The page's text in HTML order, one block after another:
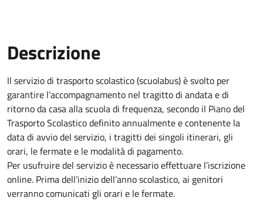
Descrizione
Il servizio di trasporto scolastico (scuolabus) è svolto per
garantire l’accompagnamento nel tragitto di andata e di
ritorno da casa alla scuola di frequenza, secondo il Piano del
Trasporto Scolastico definito annualmente e contenente la
data di avvio del servizio, i tragitti dei singoli itinerari, gli
orari, le fermate e le modalità di pagamento.
Per usufruire del servizio è necessario effettuare l’iscrizione
online. Prima dell’inizio dell’anno scolastico, ai genitori
verranno comunicati gli orari e le fermate.